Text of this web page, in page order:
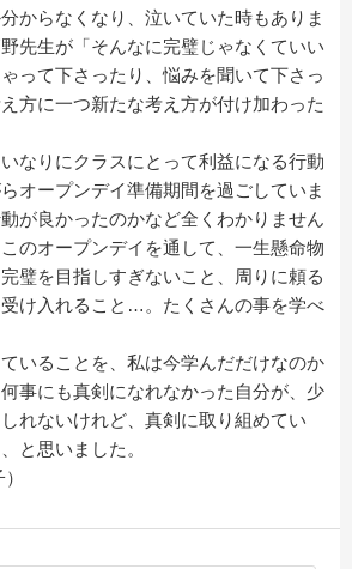
からなくなり、泣いていた時もありま
先生が「そんなに完璧じゃなくていい
って下さったり、悩みを聞いて下さっ
方に一つ新たな考え方が付け加わった
なりにクラスにとって利益になる行動
オープンデイ準備期間を過ごしていま
が良かったのかなど全くわかりません
のオープンデイを通して、一生懸命物
璧を目指しすぎないこと、周りに頼る
け入れること…。たくさんの事を学べ
いることを、私は今学んだだけなのか
事にも真剣になれなかった自分が、少
れないけれど、真剣に取り組めてい
と思いました。